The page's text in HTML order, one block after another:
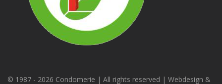
© 1987 - 2026 Condomerie | All rights reserved | Webdesign &